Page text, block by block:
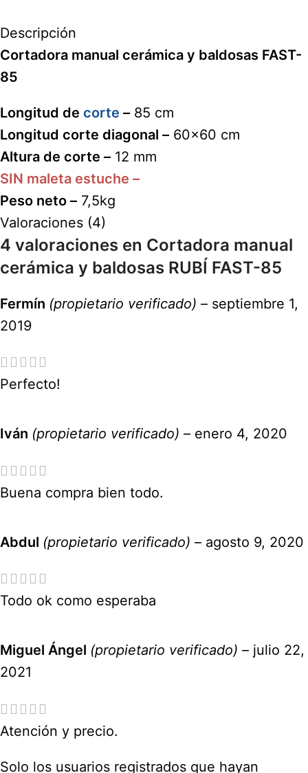
Descripción
Cortadora manual cerámica y baldosas FAST-
85
Longitud de corte – 85 cm
Longitud corte diagonal – 60×60 cm
Altura de corte – 12 mm
SIN maleta estuche –
Peso neto – 7,5kg
Valoraciones (4)
4 valoraciones en Cortadora manual
cerámica y baldosas RUBÍ FAST-85
Fermín (propietario verificado) – septiembre 1,
2019
Perfecto!
Iván (propietario verificado) – enero 4, 2020
Buena compra bien todo.
Abdul (propietario verificado) – agosto 9, 2020
Todo ok como esperaba
Miguel Ángel (propietario verificado) – julio 22,
2021
Atención y precio.
Solo los usuarios registrados que hayan